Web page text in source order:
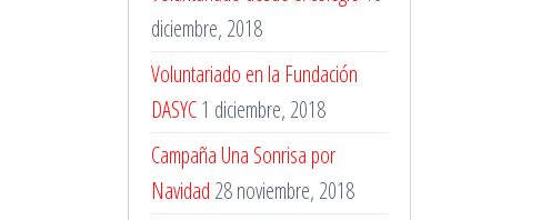
diciembre, 2018
Voluntariado en la Fundación
DASYC1 diciembre, 2018
Campaña Una Sonrisa por
Navidad 28 noviembre, 2018